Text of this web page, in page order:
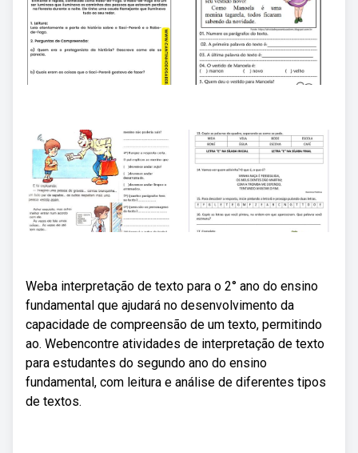
Weba interpretação de texto para o 2° ano do ensino
fundamental que ajudará no desenvolvimento da
capacidade de compreensão de um texto, permitindo
ao. Webencontre atividades de interpretação de texto
para estudantes do segundo ano do ensino
fundamental, com leitura e análise de diferentes tipos
de textos.